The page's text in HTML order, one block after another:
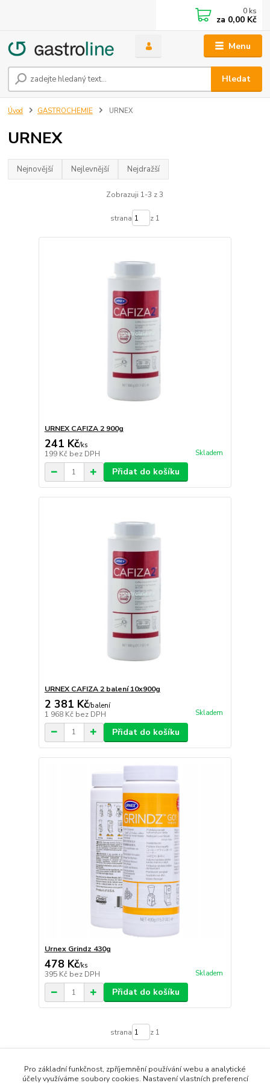
Menu
Hledat
0 ks
za 0,00 Kč
Úvod GASTROCHEMIE URNEX
URNEX
Nejnovější Nejlevnější Nejdražší
Zobrazuji 1-3 z 3
strana z 1
URNEX CAFIZA 2 900g
241 Kč/ks
199 Kč bez DPH Skladem
Přidat do košíku
URNEX CAFIZA 2 balení 10x900g
2 381 Kč/balení
1 968 Kč bez DPH Skladem
Přidat do košíku
Urnex Grindz 430g
478 Kč/ks
395 Kč bez DPH Skladem
Přidat do košíku
strana z 1
Pro základní funkčnost, zpříjemnění používání webu a analytické
účely využíváme soubory cookies. Nastavení vlastních preferencí